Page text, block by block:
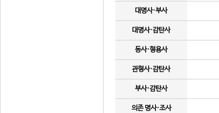
대명사·부사
대명사·감탄사
동사·형용사
관형사·감탄사
부사·감탄사
의존 명사·조사